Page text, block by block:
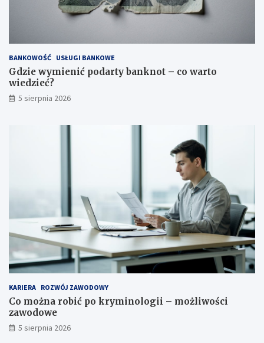
BANKOWOŚĆ USŁUGI BANKOWE
Gdzie wymienić podarty banknot – co warto
wiedzieć?
5 sierpnia 2026
KARIERA ROZWÓJ ZAWODOWY
Co można robić po kryminologii – możliwości
zawodowe
5 sierpnia 2026